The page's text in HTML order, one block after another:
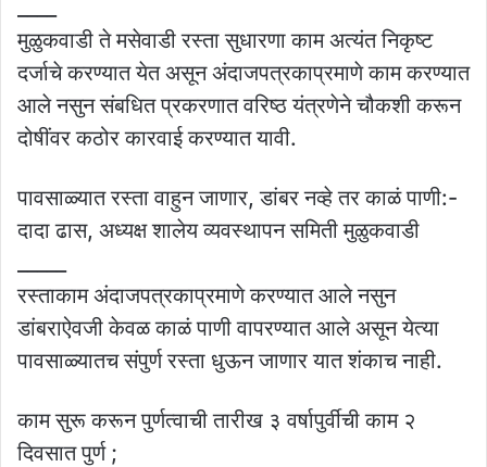
मुळुकवाडी ते मसेवाडी रस्ता सुधारणा काम अत्यंत निकृष्ट
दर्जाचे करण्यात येत असून अंदाजपत्रकाप्रमाणे काम करण्यात
आले नसुन संबधित प्रकरणात वरिष्ठ यंत्रणेने चौकशी करून
दोषींवर कठोर कारवाई करण्यात यावी.
पावसाळ्यात रस्ता वाहुन जाणार, डांबर नव्हे तर काळं पाणी:-
दादा ढास, अध्यक्ष शालेय व्यवस्थापन समिती मुळुकवाडी
रस्ताकाम अंदाजपत्रकाप्रमाणे करण्यात आले नसुन
डांबराऐवजी केवळ काळं पाणी वापरण्यात आले असून येत्या
पावसाळ्यातच संपुर्ण रस्ता धुऊन जाणार यात शंकाच नाही.
काम सुरू करून पुर्णत्वाची तारीख ३ वर्षापुर्वीची काम २
दिवसात पुर्ण ;